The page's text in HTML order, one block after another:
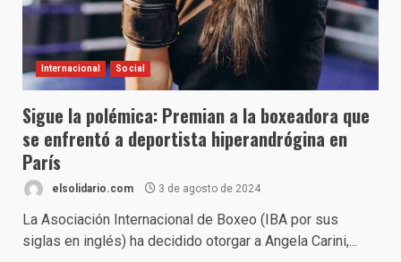
Internacional Social
Sigue la polémica: Premian a la boxeadora que
se enfrentó a deportista hiperandrógina en
París
elsolidario.com 3 de agosto de 2024
La Asociación Internacional de Boxeo (IBA por sus
siglas en inglés) ha decidido otorgar a Angela Carini,...